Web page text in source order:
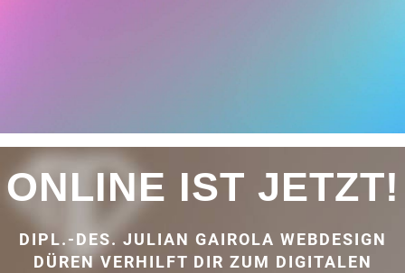
ONLINE IST JETZT!
DIPL.-DES. JULIAN GAIROLA WEBDESIGN
DÜREN VERHILFT DIR ZUM DIGITALEN